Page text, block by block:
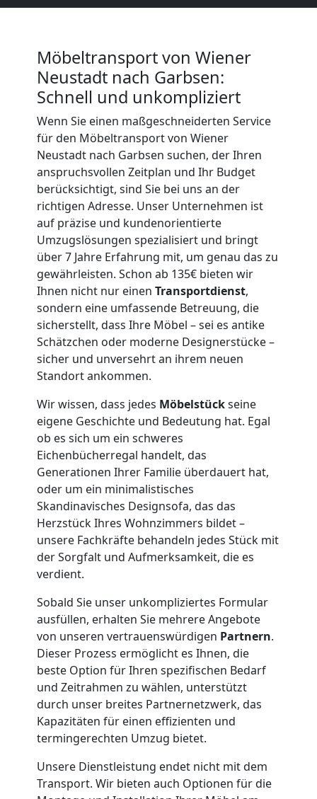
Möbeltransport von Wiener
Neustadt nach Garbsen:
Schnell und unkompliziert
Wenn Sie einen maßgeschneiderten Service
für den Möbeltransport von Wiener
Neustadt nach Garbsen suchen, der Ihren
anspruchsvollen Zeitplan und Ihr Budget
berücksichtigt, sind Sie bei uns an der
richtigen Adresse. Unser Unternehmen ist
auf präzise und kundenorientierte
Umzugslösungen spezialisiert und bringt
über 7 Jahre Erfahrung mit, um genau das zu
gewährleisten. Schon ab 135€ bieten wir
Ihnen nicht nur einen Transportdienst,
sondern eine umfassende Betreuung, die
sicherstellt, dass Ihre Möbel – sei es antike
Schätzchen oder moderne Designerstücke –
sicher und unversehrt an ihrem neuen
Standort ankommen.
Wir wissen, dass jedes Möbelstückseine
eigene Geschichte und Bedeutung hat. Egal
ob es sich um ein schweres
Eichenbücherregal handelt, das
Generationen Ihrer Familie überdauert hat,
oder um ein minimalistisches
Skandinavisches Designsofa, das das
Herzstück Ihres Wohnzimmers bildet –
unsere Fachkräfte behandeln jedes Stück mit
der Sorgfalt und Aufmerksamkeit, die es
verdient.
Sobald Sie unser unkompliziertes Formular
ausfüllen, erhalten Sie mehrere Angebote
von unseren vertrauenswürdigen Partnern.
Dieser Prozess ermöglicht es Ihnen, die
beste Option für Ihren spezifischen Bedarf
und Zeitrahmen zu wählen, unterstützt
durch unser breites Partnernetzwerk, das
Kapazitäten für einen effizienten und
termingerechten Umzug bietet.
Unsere Dienstleistung endet nicht mit dem
Transport. Wir bieten auch Optionen für die
Mann
LKW
Wiener
Neustadt
Kunsttransport
Wiener
Neustadt
Umzug
Wiener
Neustadt
Mann
LKW
Möbellift
Wiener
Neustadt